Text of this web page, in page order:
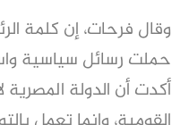
وقال فرحات، إن كلمة
حملت رسائل سياسية
أكدت أن الدولة